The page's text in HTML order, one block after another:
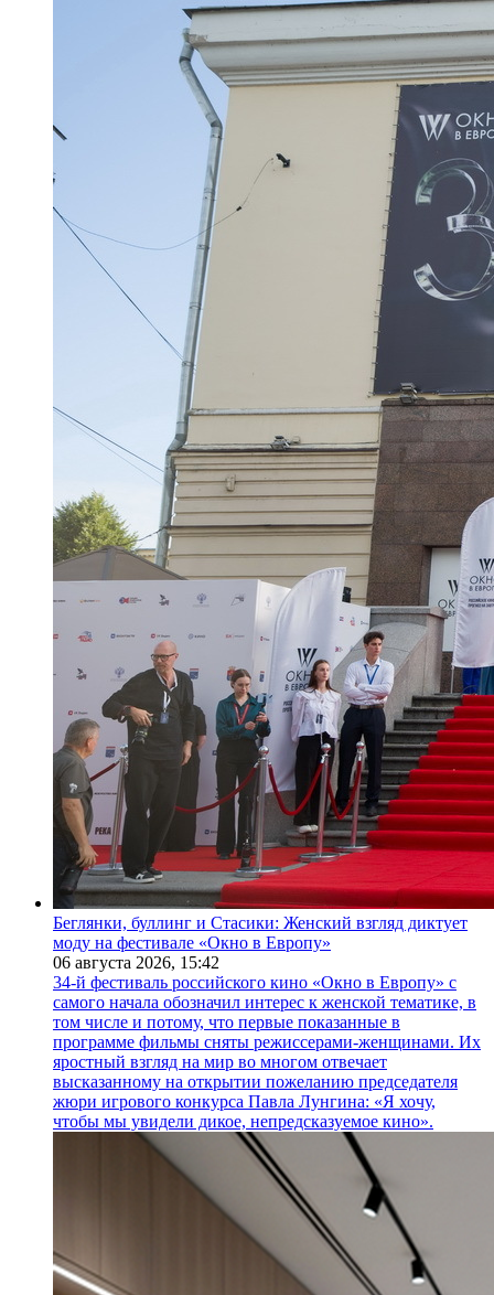
Беглянки, буллинг и Стасики: Женский взгляд диктует
моду на фестивале «Окно в Европу»
06 августа 2026, 15:42
34-й фестиваль российского кино «Окно в Европу» с
самого начала обозначил интерес к женской тематике, в
том числе и потому, что первые показанные в
программе фильмы сняты режиссерами-женщинами. Их
яростный взгляд на мир во многом отвечает
высказанному на открытии пожеланию председателя
жюри игрового конкурса Павла Лунгина: «Я хочу,
чтобы мы увидели дикое, непредсказуемое кино».